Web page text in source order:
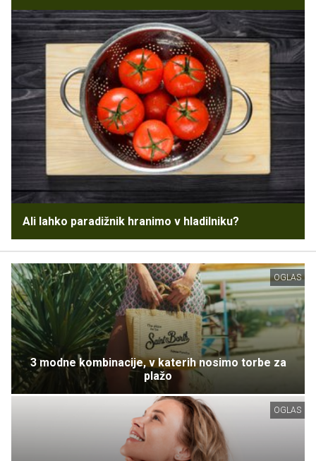
Ali lahko paradižnik hranimo v hladilniku?
OGLAS
3 modne kombinacije, v katerih nosimo torbe za
plažo
OGLAS